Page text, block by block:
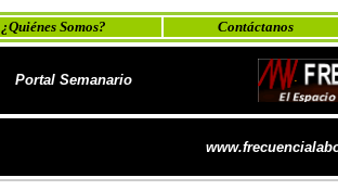
¿Quiénes Somos? Contáctanos
Portal Semanario